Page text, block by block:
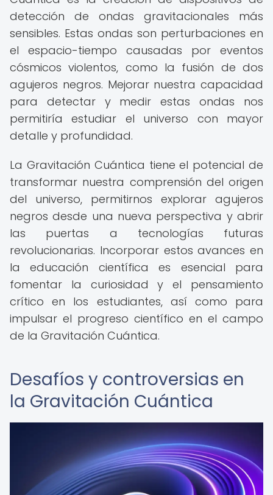
detección de ondas gravitacionales más
sensibles. Estas ondas son perturbaciones en
el espacio-tiempo causadas por eventos
cósmicos violentos, como la fusión de dos
agujeros negros. Mejorar nuestra capacidad
para detectar y medir estas ondas nos
permitiría estudiar el universo con mayor
detalle y profundidad.
La Gravitación Cuántica tiene el potencial de
transformar nuestra comprensión del origen
del universo, permitirnos explorar agujeros
negros desde una nueva perspectiva y abrir
las puertas a tecnologías futuras
revolucionarias. Incorporar estos avances en
la educación científica es esencial para
fomentar la curiosidad y el pensamiento
crítico en los estudiantes, así como para
impulsar el progreso científico en el campo
de la Gravitación Cuántica.
Desafíos y controversias en
la Gravitación Cuántica